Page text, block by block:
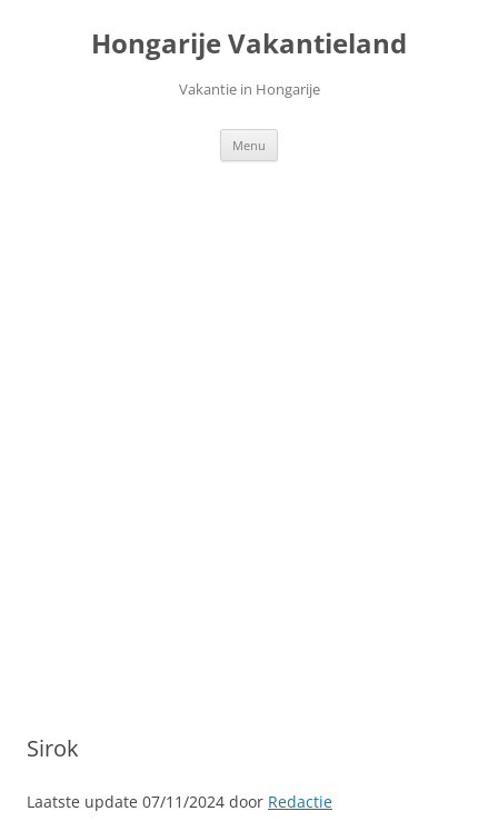
Hongarije Vakantieland
Vakantie in Hongarije
Menu
Sirok
Laatste update 07/11/2024 door Redactie